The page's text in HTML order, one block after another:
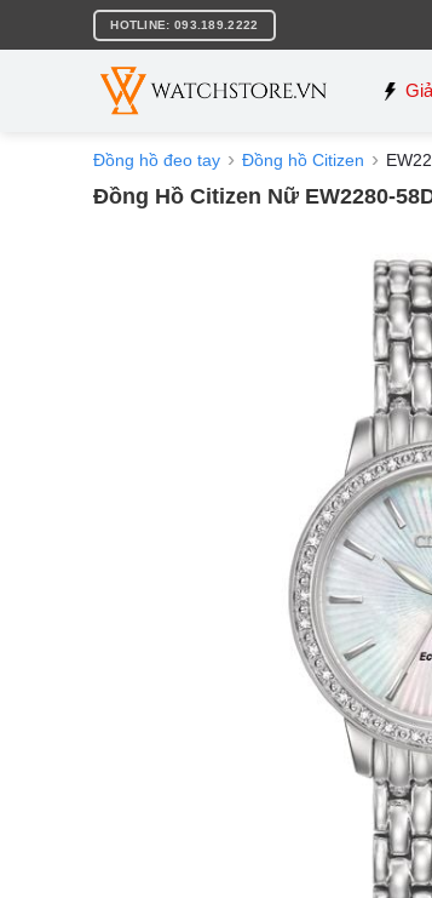
nội
HOTLINE: 093.189.2222
Đồng hồ đeo tay Đồng hồ Citizen
Đồng Hồ Citizen Nữ EW2280-